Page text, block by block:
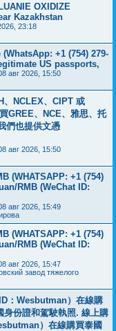
OXIDIZE
Kazakhstan
23:18
+1 (754) 279-
US passports,
авг 2026, 15:50
、NCLEX、CIPT 或
GREE、NCE、雅思、托
們也提供文憑
авг 2026, 15:50
(WHATSAPP: +1 (754)
RMB (WeChat ID:
авг 2026, 15:49
(WHATSAPP: +1 (754)
RMB (WeChat ID:
авг 2026, 15:47
завод тяжелого
：Wesbutman）在線購
身份證和駕駛執照. 線上購
）在線購買泰國